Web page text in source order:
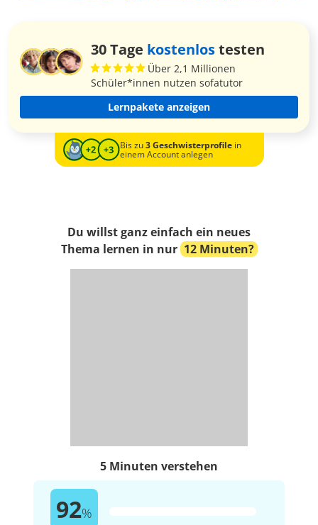
30 Tage kostenlostesten
Über 2,1 Millionen
Schüler*innen nutzen sofatutor
Lernpakete anzeigen
Bis zu3 Geschwisterprofilein
einem Account anlegen
Du willst ganz einfach ein neues
Thema lernen in nur 12 Minuten?
5 Minuten verstehen
92%